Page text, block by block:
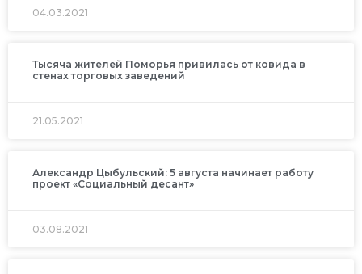
04.03.2021
Тысяча жителей Поморья привилась от ковида в
стенах торговых заведений
21.05.2021
Александр Цыбульский: 5 августа начинает работу
проект «Социальный десант»
03.08.2021